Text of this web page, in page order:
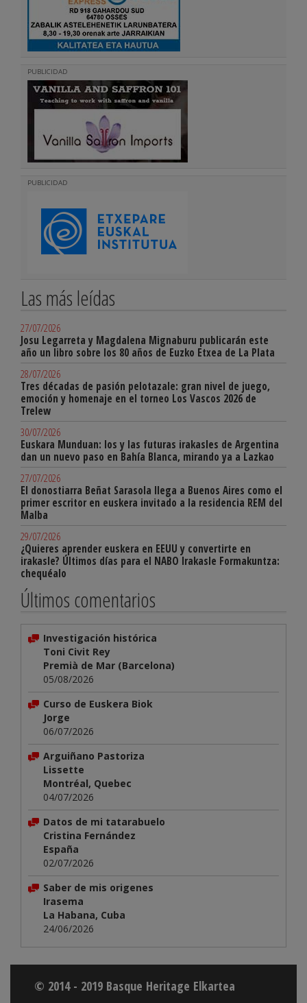
PUBLICIDAD
PUBLICIDAD
Las más leídas
27/07/2026
Josu Legarreta y Magdalena Mignaburu publicarán este
año un libro sobre los 80 años de Euzko Etxea de La Plata
28/07/2026
Tres décadas de pasión pelotazale: gran nivel de juego,
emoción y homenaje en el torneo Los Vascos 2026 de
Trelew
30/07/2026
Euskara Munduan: los y las futuras irakasles de Argentina
dan un nuevo paso en Bahía Blanca, mirando ya a Lazkao
27/07/2026
El donostiarra Beñat Sarasola llega a Buenos Aires como el
primer escritor en euskera invitado a la residencia REM del
Malba
29/07/2026
¿Quieres aprender euskera en EEUU y convertirte en
irakasle? Últimos días para el NABO Irakasle Formakuntza:
chequéalo
Últimos comentarios
Investigación histórica
Toni Civit Rey
Premià de Mar (Barcelona)
05/08/2026
Curso de Euskera Biok
Jorge
06/07/2026
Arguiñano Pastoriza
Lissette
Montréal, Quebec
04/07/2026
Datos de mi tatarabuelo
Cristina Fernández
España
02/07/2026
Saber de mis origenes
Irasema
La Habana, Cuba
24/06/2026
© 2014 - 2019 Basque Heritage Elkartea